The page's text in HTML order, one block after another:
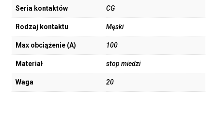
Seria kontaktów CG
Rodzaj kontaktu Męski
Max obciążenie (A) 100
Materiał stop miedzi
Waga 20